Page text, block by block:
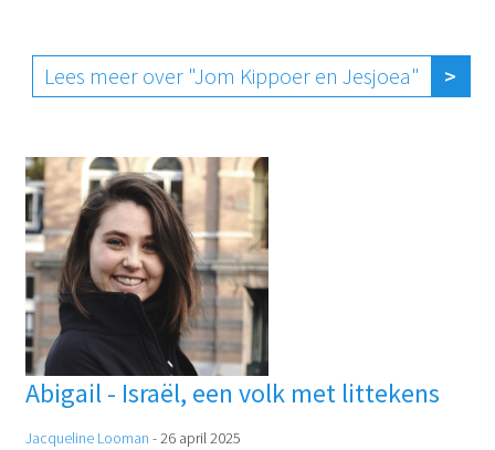
Lees meer over "Jom Kippoer en Jesjoea"
Abigail - Israël, een volk met littekens
Jacqueline Looman -26 april 2025